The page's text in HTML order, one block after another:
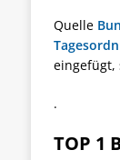
Quelle
eingefügt,
.
TOP 1